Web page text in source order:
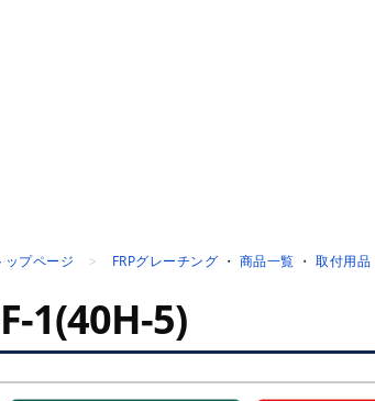
ップページ FRPグレーチング ・ 商品一覧 ・取付用品
1(40H-5)